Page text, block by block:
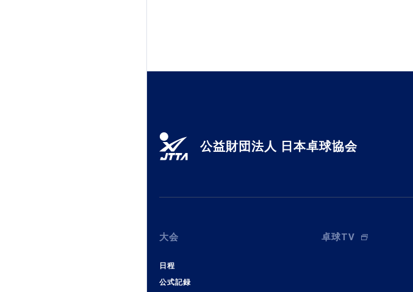
公益財団法人 日本卓球協会
大会
日程
公式記録
卓球TV